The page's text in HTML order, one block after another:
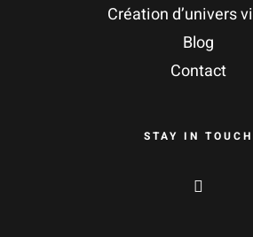
Création d’univers
Blog
Contact
STAY IN TOUCH